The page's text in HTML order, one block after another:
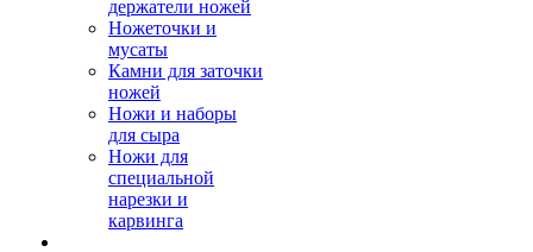
держатели ножей
Ножеточки и
мусаты
Камни для заточки
ножей
Ножи и наборы
для сыра
Ножи для
специальной
нарезки и
карвинга